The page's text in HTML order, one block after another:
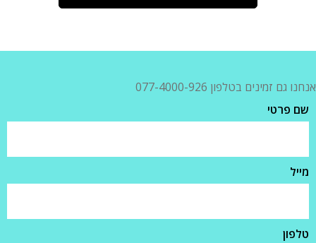
אנחנו גם זמינים בטלפון 077-4000-926
שם פרטי
מייל
טלפון